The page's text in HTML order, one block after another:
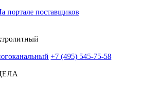
портале поставщиков
+7 (495) 545-75-58